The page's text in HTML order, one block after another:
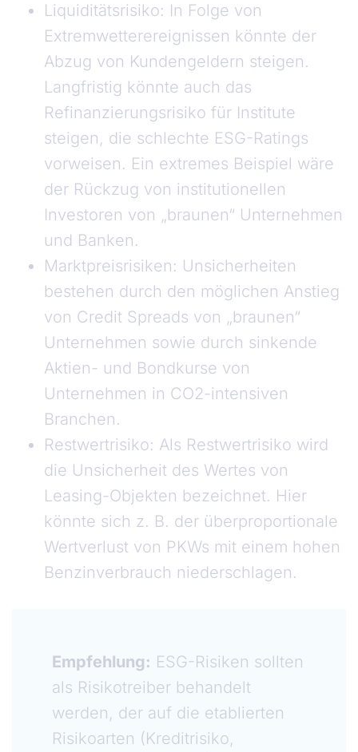
Liquiditätsrisiko: In Folge von
Extremwetterereignissen könnte der
Abzug von Kundengeldern steigen.
Langfristig könnte auch das
Refinanzierungsrisiko für Institute
steigen, die schlechte ESG-Ratings
vorweisen. Ein extremes Beispiel wäre
der Rückzug von institutionellen
Investoren von „braunen“ Unternehmen
und Banken.
Marktpreisrisiken: Unsicherheiten
bestehen durch den möglichen Anstieg
von Credit Spreads von „braunen“
Unternehmen sowie durch sinkende
Aktien- und Bondkurse von
Unternehmen in CO2-intensiven
Branchen.
Restwertrisiko: Als Restwertrisiko wird
die Unsicherheit des Wertes von
Leasing-Objekten bezeichnet. Hier
könnte sich z. B. der überproportionale
Wertverlust von PKWs mit einem hohen
Benzinverbrauch niederschlagen.
Empfehlung: ESG-Risiken sollten
als Risikotreiber behandelt
werden, der auf die etablierten
Risikoarten (Kreditrisiko,